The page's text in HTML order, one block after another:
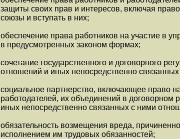
защиты своих прав и интересов, включая
союзы и вступать в них;
обеспечение права работников на участие в
в предусмотренных законом формах;
сочетание государственного и договорного
отношений и иных непосредственно
социальное партнерство, включающее право
работодателей, их объединений в договорном
иных непосредственно связанных с ними
обязательность возмещения вреда,
исполнением им трудовых обязанностей;